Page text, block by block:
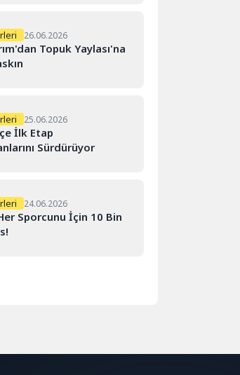
26.06.2026
Topuk Yaylası'na
25.06.2026
İlk Etap
Sürdürüyor
24.06.2026
Sporcunu İçin 10 Bin